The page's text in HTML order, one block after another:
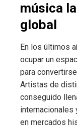
música
global
En los últimos
ocupar un
para
Artistas de
conseguido
internacionales
en mercados